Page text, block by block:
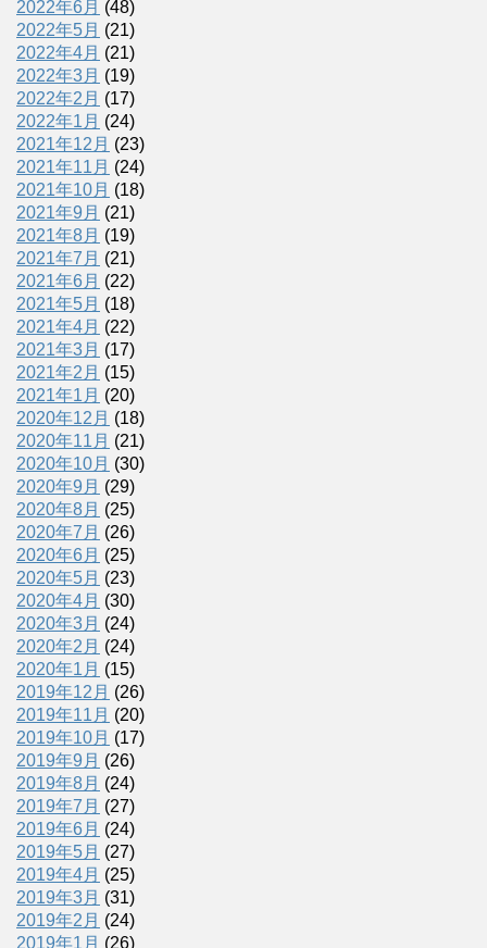
2022年6月 (48)
2022年5月 (21)
2022年4月 (21)
2022年3月 (19)
2022年2月 (17)
2022年1月 (24)
2021年12月 (23)
2021年11月 (24)
2021年10月 (18)
2021年9月 (21)
2021年8月 (19)
2021年7月 (21)
2021年6月 (22)
2021年5月 (18)
2021年4月 (22)
2021年3月 (17)
2021年2月 (15)
2021年1月 (20)
2020年12月 (18)
2020年11月 (21)
2020年10月 (30)
2020年9月 (29)
2020年8月 (25)
2020年7月 (26)
2020年6月 (25)
2020年5月 (23)
2020年4月 (30)
2020年3月 (24)
2020年2月 (24)
2020年1月 (15)
2019年12月 (26)
2019年11月 (20)
2019年10月 (17)
2019年9月 (26)
2019年8月 (24)
2019年7月 (27)
2019年6月 (24)
2019年5月 (27)
2019年4月 (25)
2019年3月 (31)
2019年2月 (24)
2019年1月 (26)